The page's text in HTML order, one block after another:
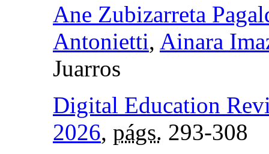
Ane Zubizarreta
Antonietti, Ainara
Juarros
Digital Education
2026, págs. 293-308